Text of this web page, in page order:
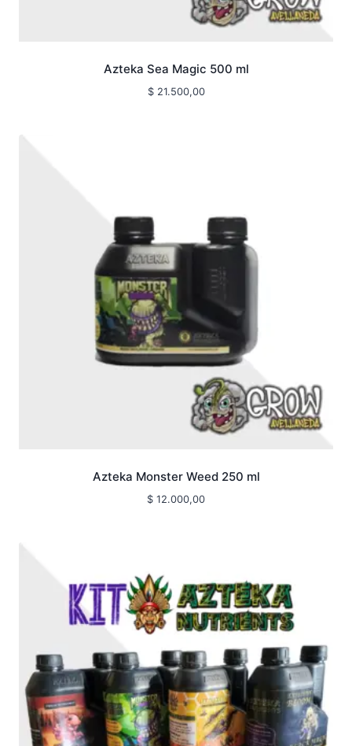
Azteka Sea Magic 500 ml
$21.500,00
Azteka Monster Weed 250 ml
$ 12.000,00